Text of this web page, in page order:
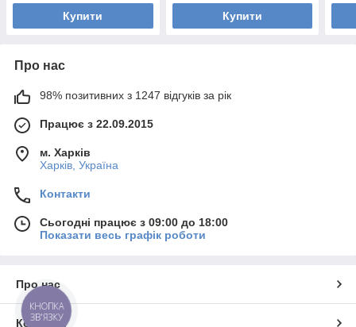
Купити Купити
Про нас
98% позитивних з 1247 відгуків за рік
Працює з 22.09.2015
м. Харків
Харків, Україна
Контакти
Сьогодні працює з 09:00 до 18:00
Показати весь графік роботи
Про нас
Контакти
КНОПКА
ЗВ'ЯЗКУ